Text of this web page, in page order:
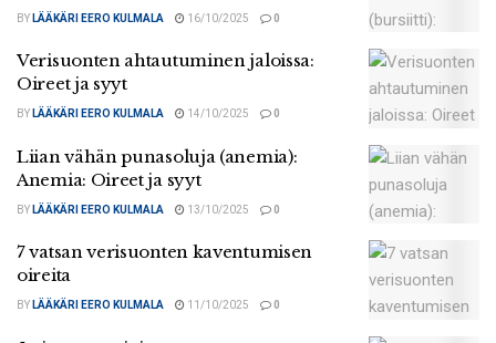
BY LÄÄKÄRI EERO KULMALA 16/10/2025 0
Verisuonten ahtautuminen jaloissa:
Oireet ja syyt
BY LÄÄKÄRI EERO KULMALA 14/10/2025 0
Liian vähän punasoluja (anemia):
Anemia: Oireet ja syyt
BY LÄÄKÄRI EERO KULMALA 13/10/2025 0
7 vatsan verisuonten kaventumisen
oireita
BY LÄÄKÄRI EERO KULMALA 11/10/2025 0